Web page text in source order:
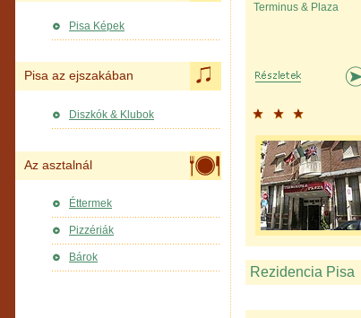
Terminus & Plaza
Rezidencia Pisa
Pisa Képek
Pisa az ejszakában
Diszkók & Klubok
Az asztalnál
Éttermek
Pizzériák
Bárok